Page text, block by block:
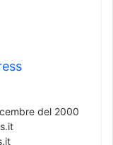
del 2000